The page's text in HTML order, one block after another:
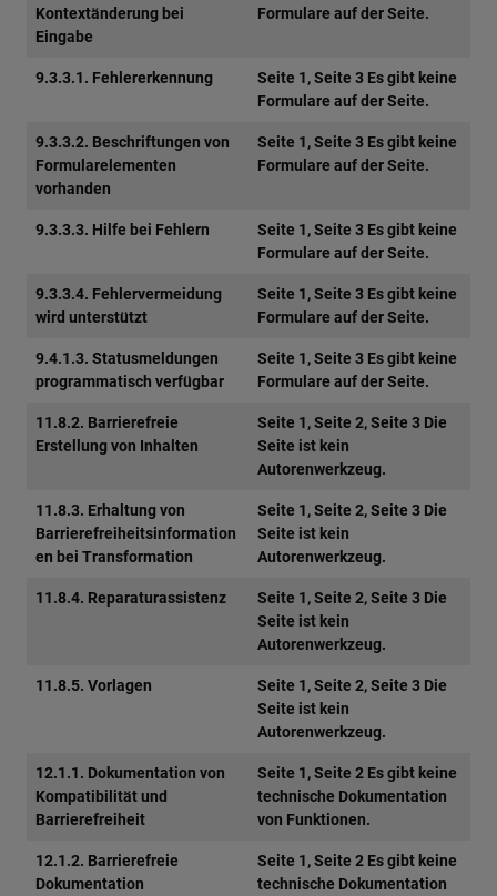
Kontextänderung bei
Eingabe
Formulare auf der Seite.
9.3.3.1. Fehlererkennung
Seite 1, Seite 3 Es gibt keine
Formulare auf der Seite.
9.3.3.2. Beschriftungen von
Formularelementen
vorhanden
Seite 1, Seite 3 Es gibt keine
Formulare auf der Seite.
9.3.3.3. Hilfe bei Fehlern
Seite 1, Seite 3 Es gibt keine
Formulare auf der Seite.
9.3.3.4. Fehlervermeidung
wird unterstützt
Seite 1, Seite 3 Es gibt keine
Formulare auf der Seite.
9.4.1.3. Statusmeldungen
programmatisch verfügbar
Seite 1, Seite 3 Es gibt keine
Formulare auf der Seite.
11.8.2. Barrierefreie
Erstellung von Inhalten
Seite 1, Seite 2, Seite 3 Die
Seite ist kein
Autorenwerkzeug.
11.8.3. Erhaltung von
Barrierefreiheitsinformation
en bei Transformation
Seite 1, Seite 2, Seite 3 Die
Seite ist kein
Autorenwerkzeug.
11.8.4. Reparaturassistenz
Seite 1, Seite 2, Seite 3 Die
Seite ist kein
Autorenwerkzeug.
11.8.5. Vorlagen
Seite 1, Seite 2, Seite 3 Die
Seite ist kein
Autorenwerkzeug.
12.1.1. Dokumentation von
Kompatibilität und
Barrierefreiheit
Seite 1, Seite 2 Es gibt keine
technische Dokumentation
von Funktionen.
12.1.2. Barrierefreie
Dokumentation
Seite 1, Seite 2 Es gibt keine
technische Dokumentation